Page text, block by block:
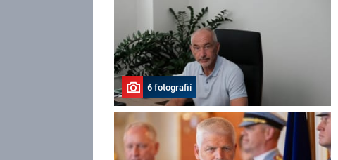
6 fotografií